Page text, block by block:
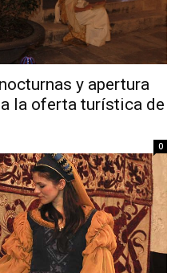
y apertura
la oferta turística de
0